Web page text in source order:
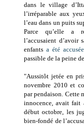
dans le village
l’irréparable aux
l’eau dans un puits
Parce qu’elle a
l’accusaient d’avoir
enfantsa été accusée
passible de la peine
"Aussitôt jetée en
novembre 2010 et
par pendaison. Cette
innocence, avait fait
début octobre, les
bien-fondé de